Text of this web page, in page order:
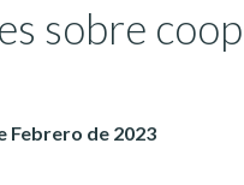
sobre
Febrero de 2023